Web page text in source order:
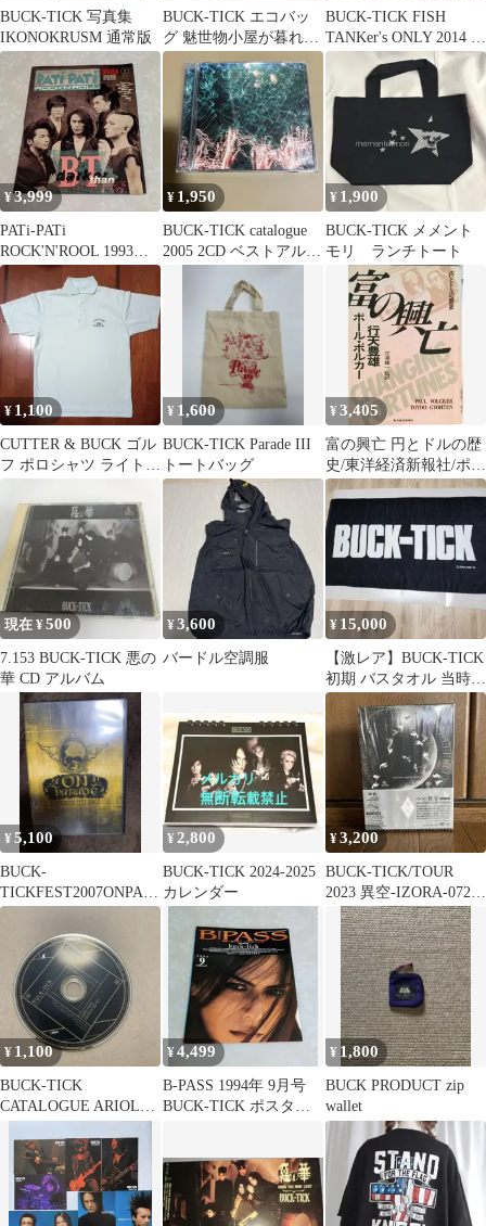
BUCK-TICK 写真集
IKONOKRUSM 通常版
BUCK-TICK エコバッ
グ 魅世物小屋が暮れて
から 購入特典
BUCK-TICK FISH
TANKer's ONLY 2014 バ
ッグ
¥3,999
PATi-PATi
ROCK'N'ROOL 1993年
BUCK-TICK
¥ 1,950
BUCK-TICK catalogue
2005 2CD ベストアルバ
¥ 1,900
BUCK-TICK メメント
モリ ランチトート
¥ 1,100
CUTTER & BUCK ゴル
フ ポロシャツ ライトグ
¥ 1,600
BUCK-TICK Parade III
トートバッグ
¥3,405
富の興亡 円とドルの歴
史/東洋経済新報社/ポ-
ル・ヴォルカ-（単行
本）
現在 ¥500
7.153 BUCK-TICK 悪の
華 CD アルバム
¥3,600
バードル空調服
¥ 15,000
【激レア】BUCK-TICK
初期 バスタオル 当時物
SHAKING FC限定
¥5,100
BUCK-
TICKFEST2007ONPAR
EDEバクチク中古DVD
¥2,800
BUCK-TICK 2024-2025
カレンダー
¥3,200
BUCK-TICK/TOUR
2023 異空-IZORA-0723
TOKYO…
¥ 1,100
BUCK-TICK
CATALOGUE ARIOLA
¥4,499
B-PASS 1994年 9月号
BUCK-TICK ポスター
¥ 1,800
BUCK PRODUCT zip
wallet